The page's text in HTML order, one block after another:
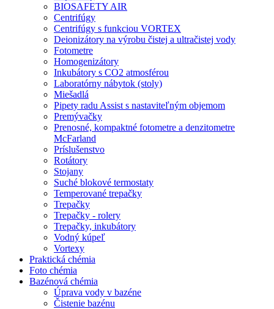
BIOSAFETY AIR
Centrifúgy
Centrifúgy s funkciou VORTEX
Deionizátory na výrobu čistej a ultračistej vody
Fotometre
Homogenizátory
Inkubátory s CO2 atmosférou
Laboratórny nábytok (stoly)
Miešadlá
Pipety radu Assist s nastaviteľným objemom
Premývačky
Prenosné, kompaktné fotometre a denzitometre
McFarland
Príslušenstvo
Rotátory
Stojany
Suché blokové termostaty
Temperované trepačky
Trepačky
Trepačky - rolery
Trepačky, inkubátory
Vodný kúpeľ
Vortexy
Praktická chémia
Foto chémia
Bazénová chémia
Úprava vody v bazéne
Čistenie bazénu